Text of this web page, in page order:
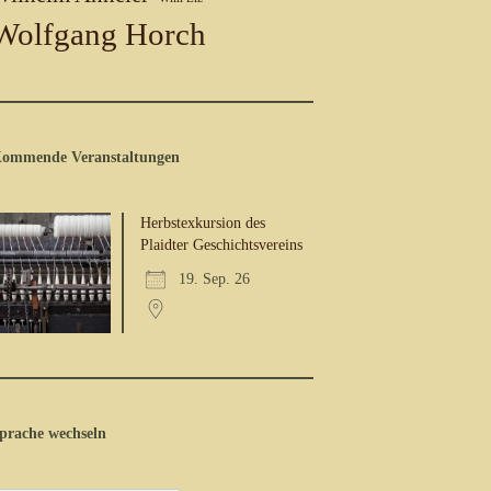
Horch
Veranstaltungen
Herbstexkursion des
Plaidter Geschichtsvereins
19. Sep. 26
wechseln